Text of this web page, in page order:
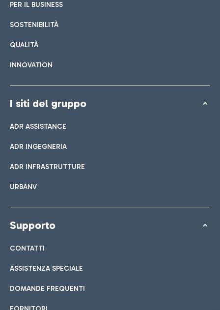
PER IL BUSINESS
SOSTENIBILITÀ
QUALITÀ
INNOVATION
I siti del gruppo
ADR ASSISTANCE
ADR INGEGNERIA
ADR INFRASTRUTTURE
URBANV
Supporto
CONTATTI
ASSISTENZA SPECIALE
DOMANDE FREQUENTI